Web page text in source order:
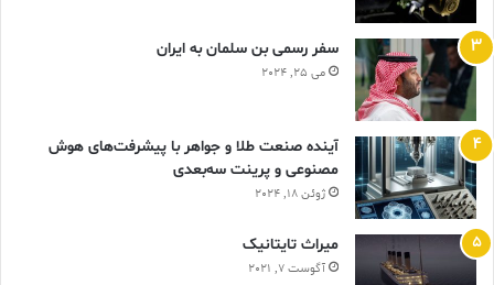
سفر رسمی بن سلمان به ایران
می 25, 2024
آینده صنعت طلا و جواهر با پیشرفت‌های هوش
مصنوعی و پرینت سه‌بعدی
ژوئن 18, 2024
ميراث تايتانيک
آگوست 7, 2021